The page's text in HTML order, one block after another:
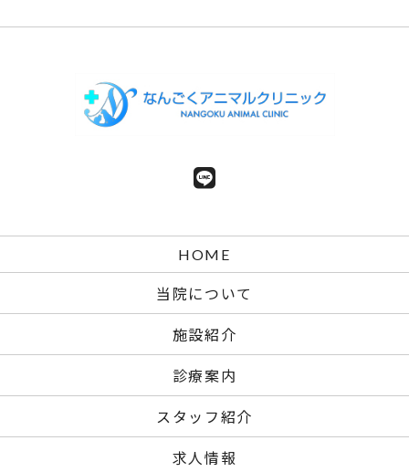
HOME
当院について
施設紹介
診療案内
スタッフ紹介
求人情報